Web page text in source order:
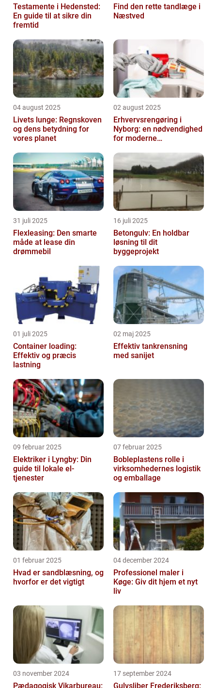
Testamente i Hedensted:
En guide til at sikre din
fremtid
Find den rette tandlæge i
Næstved
04 august 2025
Livets lunge: Regnskoven
og dens betydning for
vores planet
02 august 2025
Erhvervsrengøring i
Nyborg: en nødvendighed
for moderne
31 juli 2025
Flexleasing: Den smarte
måde at lease din
drømmebil
16 juli 2025
Betongulv: En holdbar
løsning til dit
byggeprojekt
01 juli 2025
Container loading:
Effektiv og præcis
lastning
02 maj 2025
Effektiv tankrensning
med sanijet
09 februar 2025
Elektriker i Lyngby: Din
guide til lokale el-
tjenester
07 februar 2025
Bobleplastens rolle i
virksomhedernes logistik
og emballage
01 februar 2025
Hvad er sandblæsning, og
hvorfor er det vigtigt
04 december 2024
Professionel maler i
Køge: Giv dit hjem et nyt
liv
03 november 2024
Pædagogisk Vikarbureau:
17 september 2024
Gulvsliber Frederiksberg: